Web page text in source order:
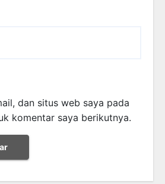
dan situs web saya pada
komentar saya berikutnya.